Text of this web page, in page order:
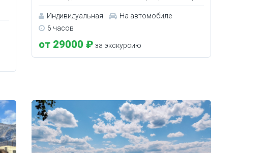
Индивидуальная
На автомобиле
6 часов
от 29000 ₽ за экскурсию